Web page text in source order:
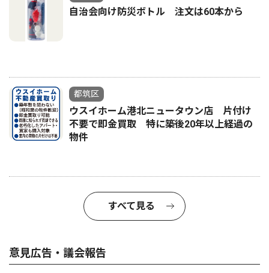
自治会向け防災ボトル 注文は60本から
都筑区
ウスイホーム港北ニュータウン店 片付け
不要で即金買取 特に築後20年以上経過の
物件
すべて見る
意見広告・議会報告